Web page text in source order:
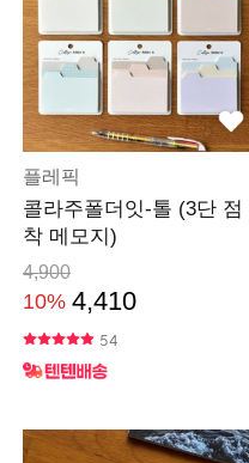
플레픽
콜라주폴더잇-톨 (3단 점
착 메모지)
4,900
10% 4,410
54